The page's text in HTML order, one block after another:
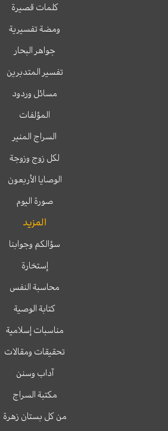
كلمات قصيرة
ومضة تفسيرية
جواهر البحار
تفسير المتدبرين
مسائل وردود
المؤلفات
السراج المنير
لكل زوج وزوجة
الوصايا الأربعون
صورة اليوم
المزيد
سؤالكم وجوابنا
إستخارة
محاسبة النفس
كتابة الوصية
مناسبات إسلامية
تحقيقات ومقالات
آداب وسنن
مكتبة السراج
من كل بستان زهرة